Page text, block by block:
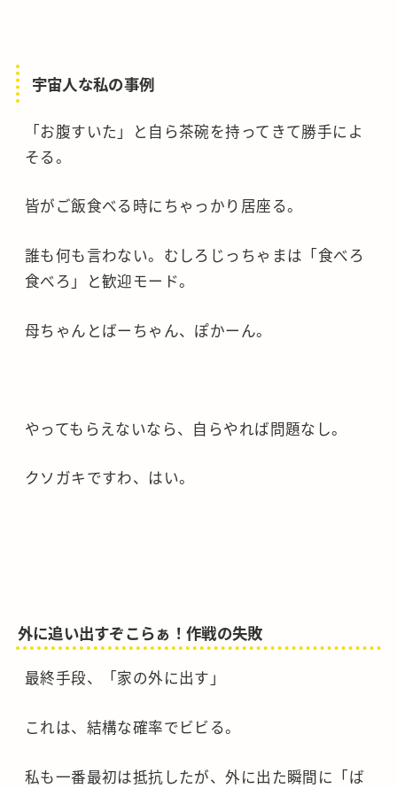
宇宙人な私の事例
「お腹すいた」と自ら茶碗を持ってきて勝手によ
そる。
皆がご飯食べる時にちゃっかり居座る。
誰も何も言わない。むしろじっちゃまは「食べろ
食べろ」と歓迎モード。
母ちゃんとばーちゃん、ぽかーん。
やってもらえないなら、自らやれば問題なし。
クソガキですわ、はい。
外に追い出すぞこらぁ！作戦の失敗
最終手段、「家の外に出す」
これは、結構な確率でビビる。
私も一番最初は抵抗したが、外に出た瞬間に「ば